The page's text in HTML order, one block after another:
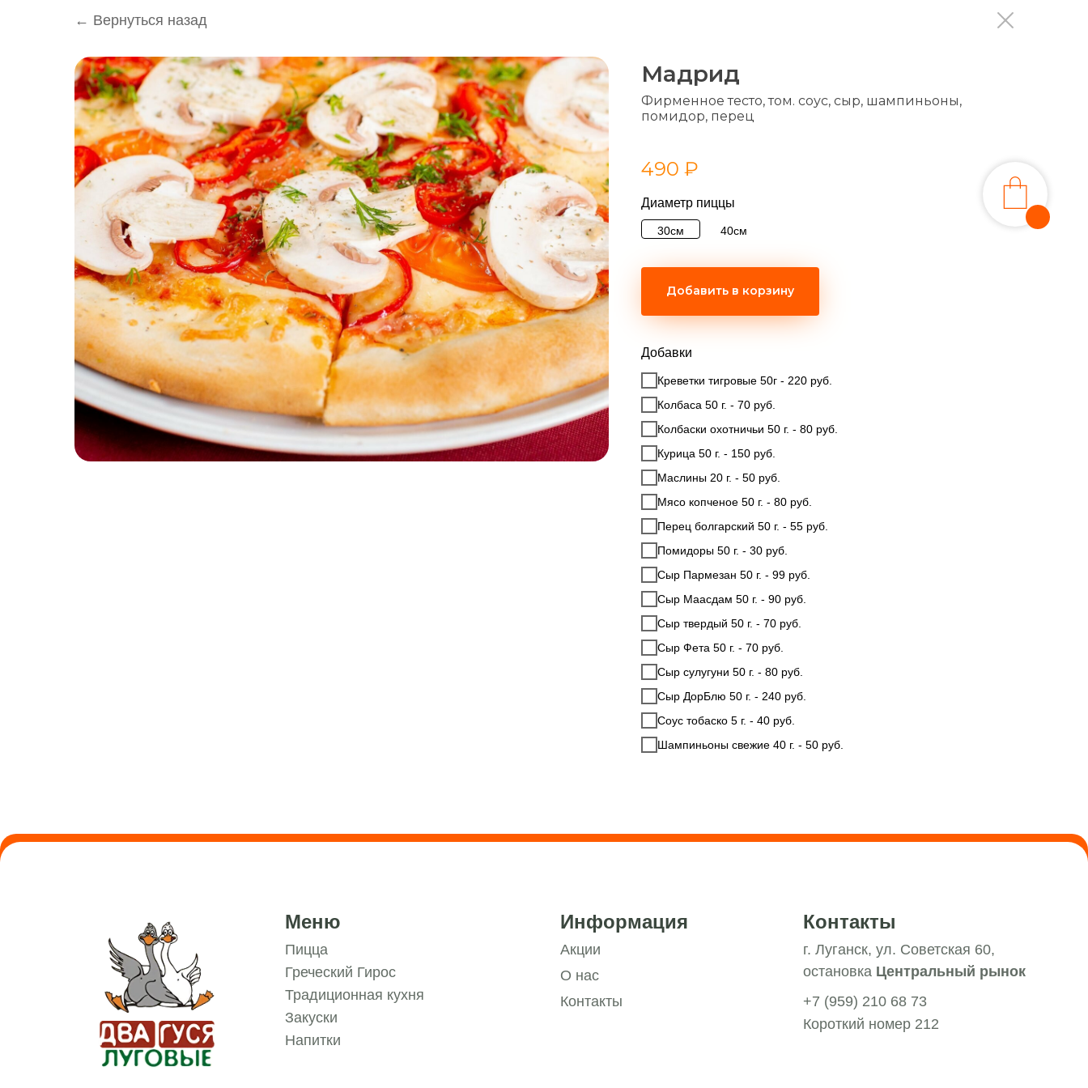
← Вернуться назад
Мадрид
490 ₽
Диаметр пиццы
30см 40см
Добавки
Креветки тигровые 50г - 220 руб.
Колбаса 50 г. - 70 руб.
Колбаски охотничьи 50 г. - 80 руб.
Курица 50 г. - 150 руб.
Маслины 20 г. - 50 руб.
Мясо копченое 50 г. - 80 руб.
Перец болгарский 50 г. - 55 руб.
Помидоры 50 г. - 30 руб.
Сыр Пармезан 50 г. - 99 руб.
Сыр Мааcдам 50 г. - 90 руб.
Сыр твердый 50 г. - 70 руб.
Сыр Фета 50 г. - 70 руб.
Сыр сулугуни 50 г. - 80 руб.
Сыр ДорБлю 50 г. - 240 руб.
Соус тобаско 5 г. - 40 руб.
Шампиньоны свежие 40 г. - 50 руб.
Добавить в корзину
Фирменное тесто, том. соус, сыр, шампиньоны,
помидор, перец
Меню
Пицца
Греческий Гирос
Традиционная кухня
Контакты
г. Луганск, ул. Советская 60,
остановка Центральный рынок
+7 (959) 210 68 73
Информация
Акции
О нас
Контакты
Закуски
Напитки
Короткий номер 212